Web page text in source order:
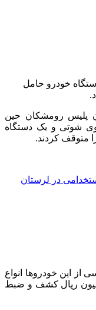
خودرو حامل
پلیس رومشکان حین
۲ دستگاه خودروی شوتی و یک دستگاه
متوقف کردند.
در لرستان
از این خودرو‌ها انواع
به ارزش ۶ میلیارد و ۲۰۰ میلیون ریال کشف و ضبط